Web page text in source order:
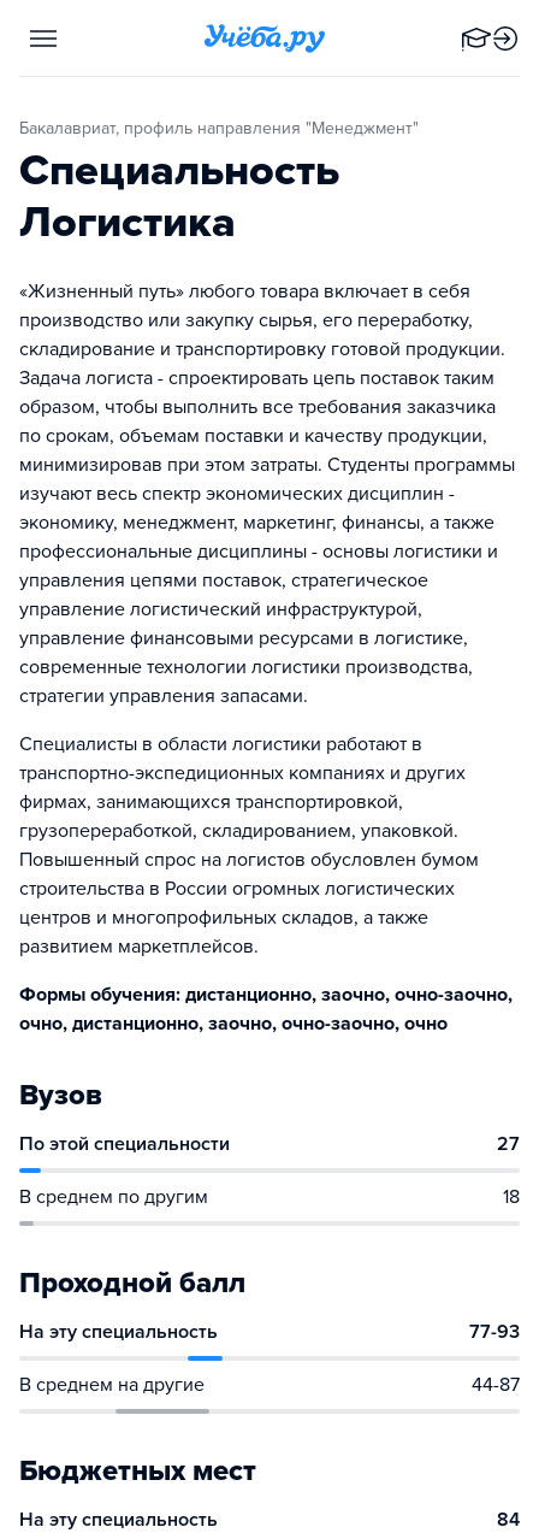
Бакалавриат, профиль направления "Менеджмент"
Специальность
Логистика
«Жизненный путь» любого товара включает в себя
производство или закупку сырья, его переработку,
складирование и транспортировку готовой продукции.
Задача логиста - спроектировать цепь поставок таким
образом, чтобы выполнить все требования заказчика
по срокам, объемам поставки и качеству продукции,
минимизировав при этом затраты. Студенты программы
изучают весь спектр экономических дисциплин -
экономику, менеджмент, маркетинг, финансы, а также
профессиональные дисциплины - основы логистики и
управления цепями поставок, стратегическое
управление логистический инфраструктурой,
управление финансовыми ресурсами в логистике,
современные технологии логистики производства,
стратегии управления запасами.
Специалисты в области логистики работают в
транспортно-экспедиционных компаниях и других
фирмах, занимающихся транспортировкой,
грузопереработкой, складированием, упаковкой.
Повышенный спрос на логистов обусловлен бумом
строительства в России огромных логистических
центров и многопрофильных складов, а также
развитием маркетплейсов.
Формы обучения: дистанционно, заочно, очно-заочно,
очно, дистанционно, заочно, очно-заочно, очно
Вузов
По этой специальности 27
В среднем по другим 18
Проходной балл
На эту специальность 77-93
В среднем на другие 44-87
Бюджетных мест
На эту специальность 84